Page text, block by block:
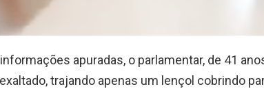
apuradas, o parlamentar, de 41
trajando apenas um lençol cobrindo